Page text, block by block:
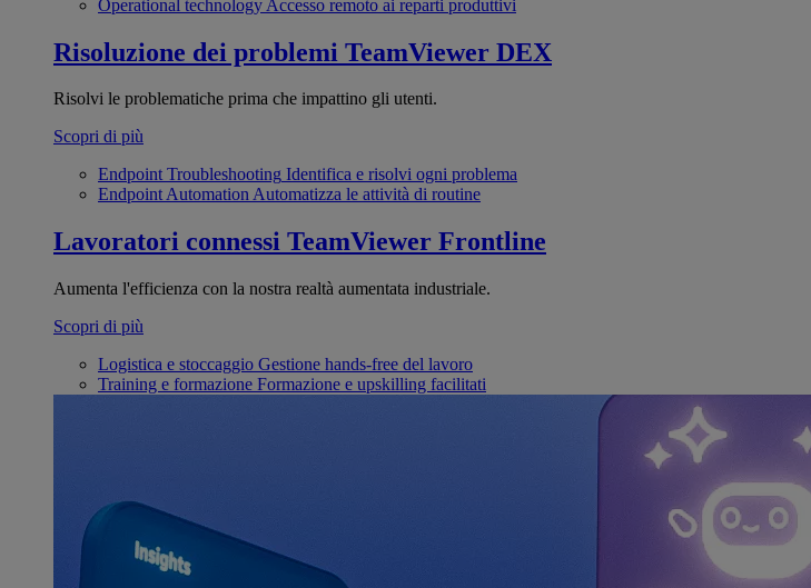
Operational technology Accesso remoto ai reparti produttivi
Risoluzione dei problemi TeamViewer DEX
Risolvi le problematiche prima che impattino gli utenti.
Scopri di più
Endpoint Troubleshooting Identifica e risolvi ogni problema
Endpoint AutomationAutomatizza le attività di routine
Lavoratori connessi TeamViewer Frontline
Aumenta l'efficienza con la nostra realtà aumentata industriale.
Scopri di più
Logistica e stoccaggio Gestione hands-free del lavoro
Training e formazione Formazione e upskilling facilitati